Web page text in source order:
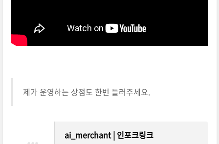
제가 운영하는 상점도 한번 들러주세요.
ai_merchant | 인포크링크